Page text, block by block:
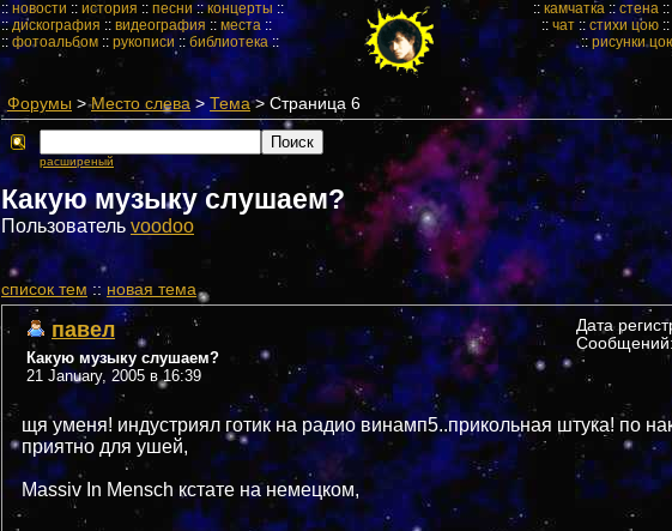
:: новости :: история :: песни::концерты ::
::дискография :: видеография :: места ::
:: фотоальбом :: рукописи :: библиотека::
:: камчатка ::стена ::
:: чат :: стихи цою ::
::рисунки
Форумы >Место слева>Тема> Страница 6
расширеный
Какую музыку слушаем?
Пользователь voodoo
cписок тем :: новая тема
павел
Какую музыку слушаем?
21 January, 2005 в 16:39
Дата
щя уменя! индустриял готик на радио винамп5..прикольная штука! по
приятно для ушей,
Massiv In Mensch кстате на немецком,